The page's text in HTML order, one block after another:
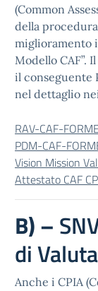
(Common
della
miglioramento
Modello CAF”.
il conseguente
nel dettaglio nei
RAV-CAF-
PDM-CAF-
Vision Mission
Attestato CAF
B) –
di
Anche i CPIA